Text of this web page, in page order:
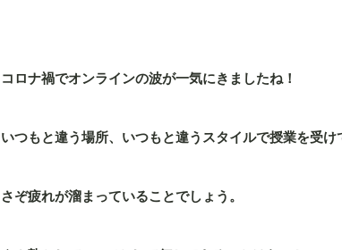
コロナ禍でオンラインの波が一気にきましたね！
いつもと違う場所、いつもと違うスタイルで授業を受け
さぞ疲れが溜まっていることでしょう。